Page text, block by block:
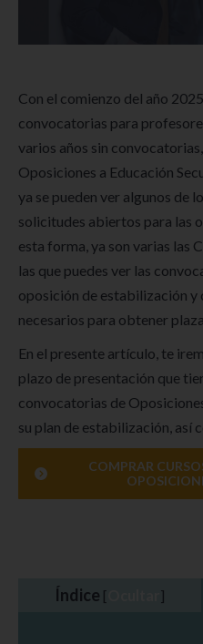
Con el comienzo del año
convocatorias para
varios años sin
Oposiciones a Educación
ya se pueden ver algunos de
solicitudes abiertos para las
esta forma, ya son varias las
las que puedes ver las
oposición de estabilización y
necesarios para obtener plaza.
En el presente artículo, te
plazo de presentación que
convocatorias de
su plan de estabilización, así
COMPRAR
Índice [ ]